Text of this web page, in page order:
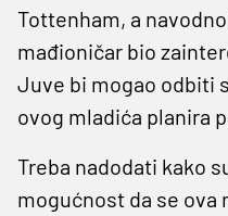
Tottenham, a
mađioničar bio
Juve bi mogao odbiti
ovog mladića planira
Treba nadodati kako
mogućnost da se ova